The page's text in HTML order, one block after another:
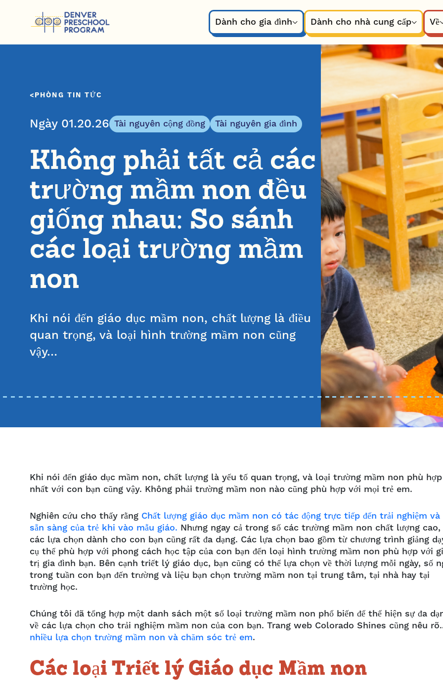
Dành cho gia đình
Dành cho nhà cung cấp Về
PHÒNG TIN TỨC
Ngày 01.20.26 Tài nguyên cộng đồng Tài nguyên gia đình
Không phải tất cả các
trường mầm non đều
giống nhau: So sánh
các loại trường mầm
non
Khi nói đến giáo dục mầm non, chất lượng là điều
quan trọng, và loại hình trường mầm non cũng
vậy…
Khi nói đến giáo dục mầm non, chất lượng là yếu tố quan trọng, và loại trường mầm non phù hợp
nhất với con bạn cũng vậy. Không phải trường mầm non nào cũng phù hợp với mọi trẻ em.
Nghiên cứu cho thấy rằng Chất lượng giáo dục mầm non có tác động trực tiếp đến trải nghiệm và
sẵn sàng của trẻ khi vào mẫu giáo. Nhưng ngay cả trong số các trường mầm non chất lượng cao,
các lựa chọn dành cho con bạn cũng rất đa dạng. Các lựa chọn bao gồm từ chương trình giảng
cụ thể phù hợp với phong cách học tập của con bạn đến loại hình trường mầm non phù hợp với
trị gia đình bạn. Bên cạnh triết lý giáo dục, bạn cũng có thể lựa chọn về thời lượng mỗi ngày, số
trong tuần con bạn đến trường và liệu bạn chọn trường mầm non tại trung tâm, tại nhà hay tại
trường học.
Chúng tôi đã tổng hợp một danh sách một số loại trường mầm non phổ biến để thể hiện sự đa
về các lựa chọn cho trải nghiệm mầm non của con bạn. Trang web Colorado Shines cũng nêu
nhiều lựa chọn trường mầm non và chăm sóc trẻ em.
Các loại Triết lý Giáo dục Mầm non